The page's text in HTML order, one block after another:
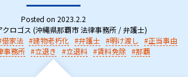
Posted on 2023.2.2
クロゴス (沖縄県那覇市 法律事務所 / 弁護士)
借家法 建物老朽化 弁護士 明け渡し
正当事由
事務所 立退き 立退料 賃料免除 那覇